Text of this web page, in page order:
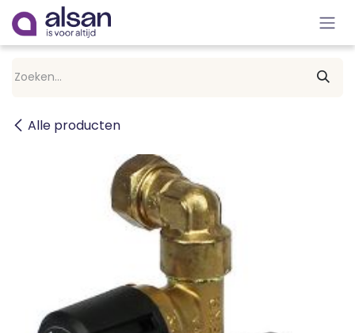
Overslaan naar inhoud
Alle producten